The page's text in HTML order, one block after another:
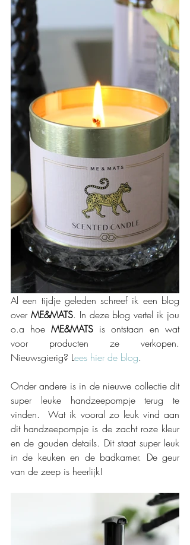
Al een tijdje geleden schreef ik een blog
over ME&MATS. In deze blog vertel ik jou
o.a hoe ME&MATS is ontstaan en wat
voor producten ze verkopen.
Nieuwsgierig? Lees hier de blog.
Onder andere is in de nieuwe collectie dit
super leuke handzeepompje terug te
vinden.  Wat ik vooral zo leuk vind aan
dit handzeepompje is de zacht roze kleur
en de gouden details. Dit staat super leuk
in de keuken en de badkamer. De geur
van de zeep is heerlijk!